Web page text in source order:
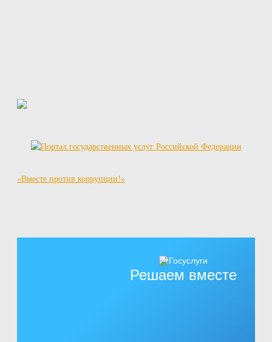
«Вместе против коррупции!»
Решаем вместе